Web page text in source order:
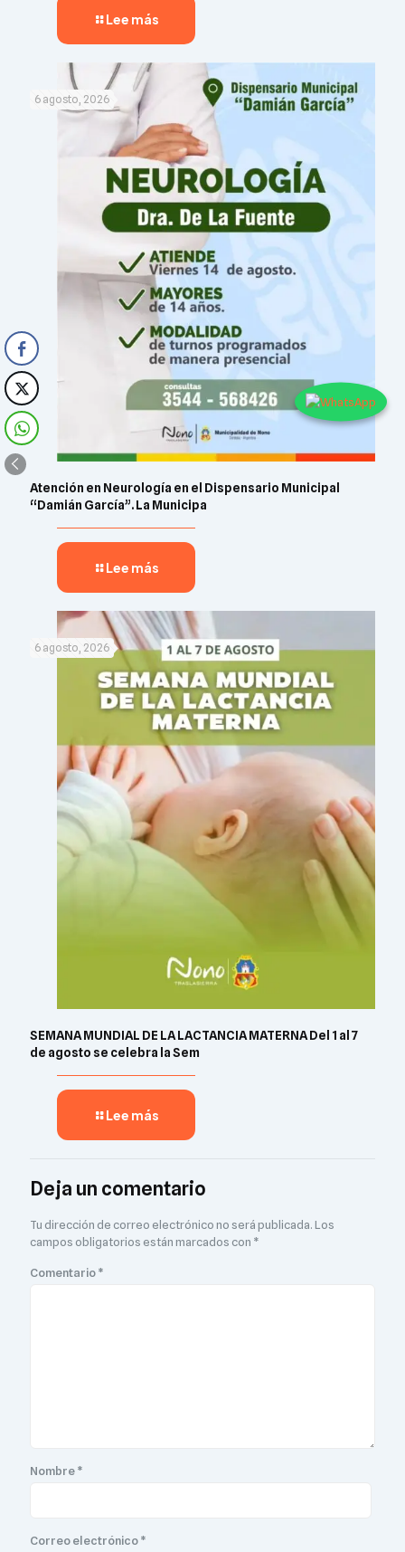
Lee más
6 agosto, 2026
Atención en Neurología en el Dispensario Municipal
“Damián García”. La Municipa
Lee más
6 agosto, 2026
SEMANA MUNDIAL DE LA LACTANCIA MATERNA Del 1 al 7
de agosto se celebra la Sem
Lee más
Deja un comentario
Tu dirección de correo electrónico no será publicada.Los
campos obligatorios están marcados con *
Comentario*
Nombre*
Correo electrónico*